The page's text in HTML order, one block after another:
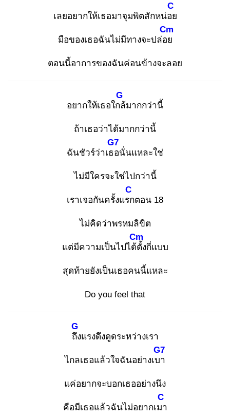
เลยอยากให้เธอมาจุมพิตสักหน่อย
C
มือของเธอฉันไม่มีทางจะปล่อย
Cm
ตอนนี้อาการของฉันค่อนข้างจะลอย
อยากให้เธอใกล้
G
มากกว่านี้
ถ้าเธอว่าได้มากกว่านี้
ฉันชัวร์ว่าเธอ
G7
นั่นแหละใช่
ไม่มีใครจะใช่ไปกว่านี้
เราเจอกันครั้งแรก
C
ตอน 18
ไม่คิดว่าพรหมลิขิต
แต่มีความเป็นไปได้ตั้
Cm
งกี่แบบ
สุดท้ายยังเป็นเธอคนนี้แหละ
Do you feel that
ถึง
G
แรงดึงดูดระหว่างเรา
ไกลเธอแล้วใจฉันอย่างเบา
G7
แค่อยากจะบอกเธออย่างนึง
คือมีเธอแล้วฉันไม่อยากเมา
C